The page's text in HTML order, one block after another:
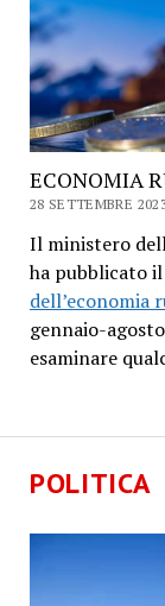
POLITICA
ECONOMIA
28 SETTEMBRE
Il ministero
ha pubblicato
dell’economia
gennaio-
esaminare